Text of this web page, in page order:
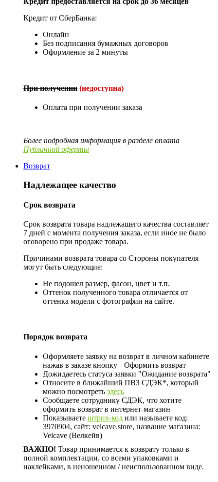
Кредит от СберБанка:
Онлайн
Без подписания бумажных договоров
Оформление за 2 минуты
При получении (недоступна)
Оплата при получении заказа
Более подробная информация в разделе оплата
Публичной оферты
Возврат
Надлежащее качество
Срок возврата
Срок возврата товара надлежащего качества составляет
7 дней с момента получения заказа, если иное не было
оговорено при продаже товара.
Причинами возврата товара со Стороны покупателя
могут быть следующие:
Не подошел размер, фасон, цвет и т.п.
Оттенок полученного товара отличается от
оттенка модели с фотографии на сайте.
Порядок возврата
Оформляете заявку на возврат в личном кабинете
нажав в заказе кнопку
Оформить возврат
Дожидаетесь статуса заявки "Ожидание возврата"
Относите в ближайший ПВЗ СДЭК*, который
можно посмотреть здесь
Сообщаете сотруднику СДЭК, что хотите
оформить возврат в интернет-магазин
Показываете штрих-код или называете код:
3970904, сайт: velcave.store, название магазина:
Velcave (Велкейв)
ВАЖНО! Товар принимается к возврату только в
полной комплектации, со всеми упаковками и
наклейками, в неношенном / неиспользованном виде.